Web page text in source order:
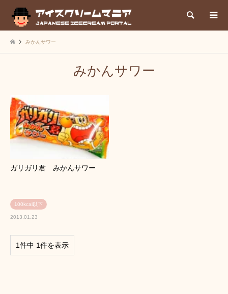
検索
みかんサワー
みかんサワー
ガリガリ君 みかんサワー
100kcal以下
2013.01.23
1件中 1件を表示